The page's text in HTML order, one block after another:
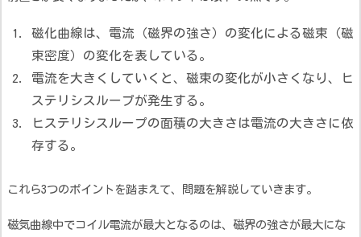
磁化曲線は、電流（磁界の強さ）の変化による磁束（磁
束密度）の変化を表している。
電流を大きくしていくと、磁束の変化が小さくなり、ヒ
ステリシスループが発生する。
ヒステリシスループの面積の大きさは電流の大きさに依
存する。
これら3つのポイントを踏まえて、問題を解説していきます。
磁気曲線中でコイル電流が最大となるのは、磁界の強さが最大にな